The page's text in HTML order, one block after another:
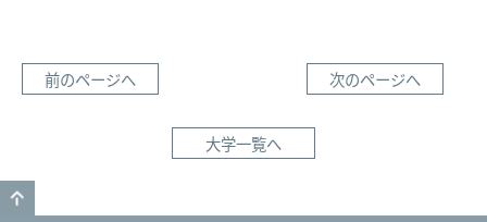
前のページへ 次のページへ
大学一覧へ